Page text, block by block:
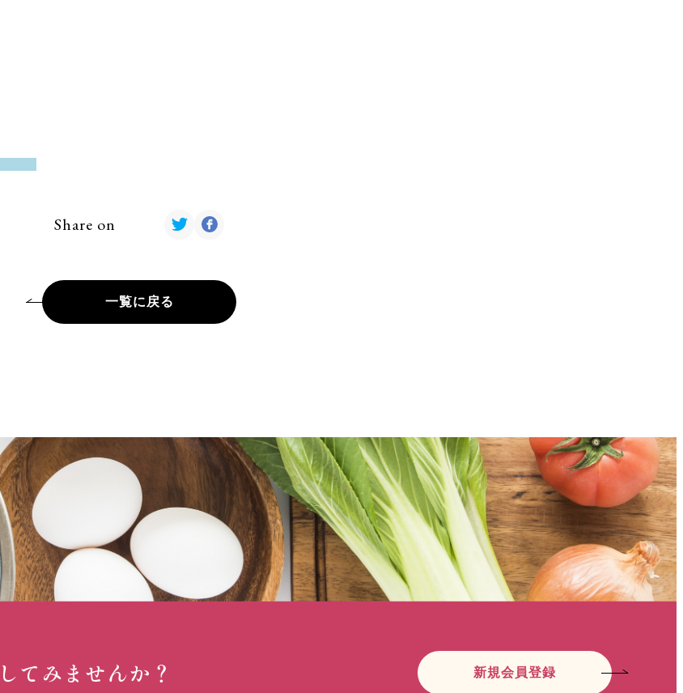
Share on
一覧に戻る
してみませんか？ 新規会員登録